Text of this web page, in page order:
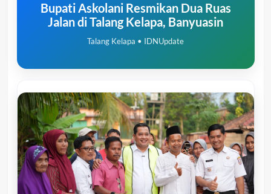
Bupati Askolani Resmikan Dua Ruas
Jalan di Talang Kelapa, Banyuasin
Talang Kelapa • IDNUpdate